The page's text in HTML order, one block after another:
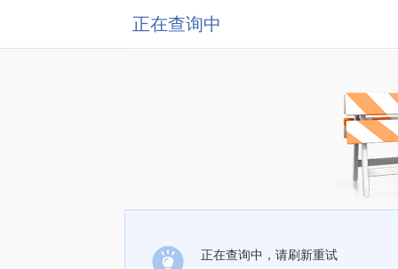
正在查询中
正在查询中，请刷新重试